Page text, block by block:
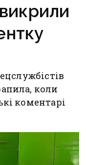
коли
коментарі